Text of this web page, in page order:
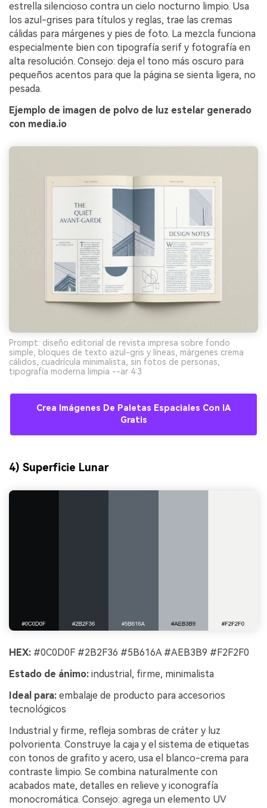
estrella silencioso contra un cielo nocturno limpio. Usa
los azul-grises para títulos y reglas, trae las cremas
cálidas para márgenes y pies de foto. La mezcla funciona
especialmente bien con tipografía serif y fotografía en
alta resolución. Consejo: deja el tono más oscuro para
pequeños acentos para que la página se sienta ligera, no
pesada.
Ejemplo de imagen de polvo de luz estelar generado
con media.io
Prompt: diseño editorial de revista impresa sobre fondo
simple, bloques de texto azul-gris y líneas, márgenes crema
cálidos, cuadrícula minimalista, sin fotos de personas,
tipografía moderna limpia --ar 4:3
Crea Imágenes De Paletas Espaciales Con IA
Gratis
4) Superficie Lunar
HEX: #0C0D0F #2B2F36 #5B616A #AEB3B9 #F2F2F0
Estado de ánimo: industrial, firme, minimalista
Ideal para: embalaje de producto para accesorios
tecnológicos
Industrial y firme, refleja sombras de cráter y luz
polvorienta. Construye la caja y el sistema de etiquetas
con tonos de grafito y acero, usa el blanco-crema para
contraste limpio. Se combina naturalmente con
acabados mate, detalles en relieve y iconografía
monocromática. Consejo: agrega un elemento UV